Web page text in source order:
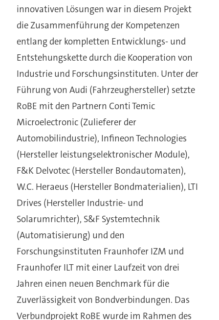
innovativen Lösungen war in diesem Projekt
die Zusammenführung der Kompetenzen
entlang der kompletten Entwicklungs- und
Entstehungskette durch die Kooperation von
Industrie und Forschungsinstituten. Unter der
Führung von Audi (Fahrzeughersteller) setzte
RoBE mit den Partnern Conti Temic
Microelectronic (Zulieferer der
Automobilindustrie), Infineon Technologies
(Hersteller leistungselektronischer Module),
F&K Delvotec (Hersteller Bondautomaten),
W.C. Heraeus (Hersteller Bondmaterialien), LTI
Drives (Hersteller Industrie- und
Solarumrichter), S&F Systemtechnik
(Automatisierung) und den
Forschungsinstituten Fraunhofer IZM und
Fraunhofer ILT mit einer Laufzeit von drei
Jahren einen neuen Benchmark für die
Zuverlässigkeit von Bondverbindungen. Das
Verbundprojekt RoBE wurde im Rahmen des